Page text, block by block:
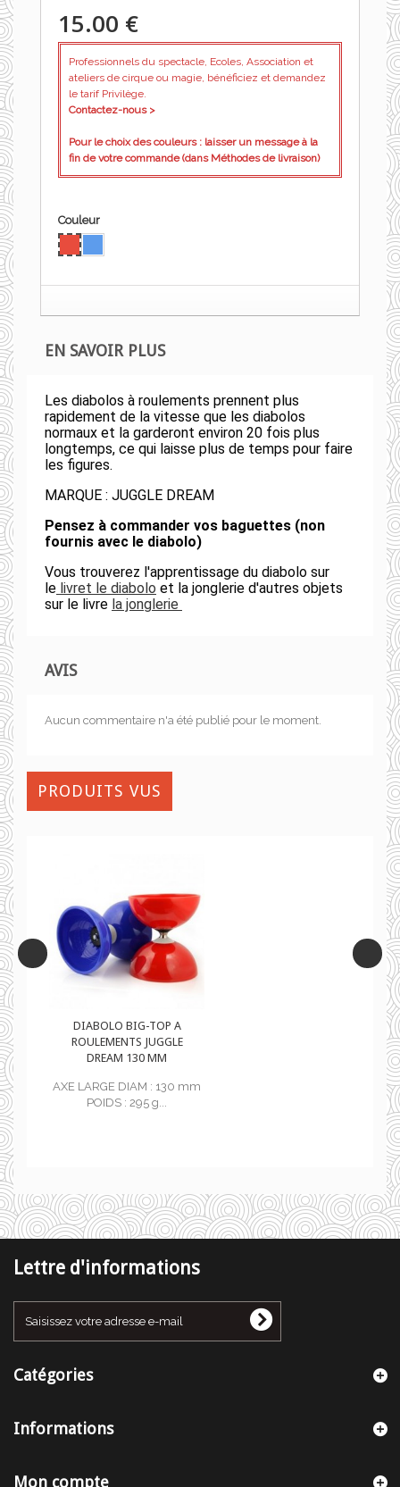
15.00 €
Professionnels du spectacle, Ecoles, Association et
ateliers de cirque ou magie, bénéficiez et demandez
le tarif Privilège.
Contactez-nous >
Pour le choix des couleurs : laisser un message à la
fin de votre commande (dans Méthodes de livraison)
Couleur
EN SAVOIR PLUS
Les diabolos à roulements prennent plus
rapidement de la vitesse que les diabolos
normaux et la garderont environ 20 fois plus
longtemps, ce qui laisse plus de temps pour faire
les figures.
MARQUE : JUGGLE DREAM
Pensez à commander vos baguettes (non
fournis avec le diabolo)
Vous trouverez l'apprentissage du diabolo sur
le livret le diabolo et la jonglerie d'autres objets
sur le livre la jonglerie
AVIS
Aucun commentaire n'a été publié pour le moment.
PRODUITS VUS
DIABOLO BIG-TOP A
ROULEMENTS JUGGLE
DREAM 130 MM
AXE LARGE DIAM : 130 mm
POIDS : 295 g...
Lettre d'informations
Catégories
Informations
Mon compte